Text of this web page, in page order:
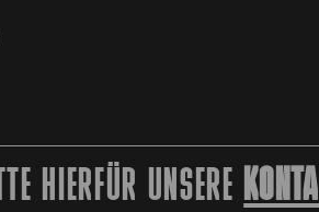
HIERFÜR UNSERE